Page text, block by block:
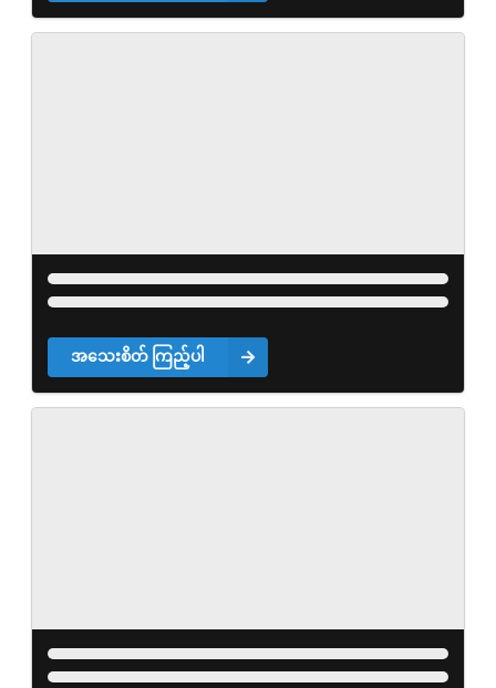
အသေးစိတ် ကြည့်ပါ